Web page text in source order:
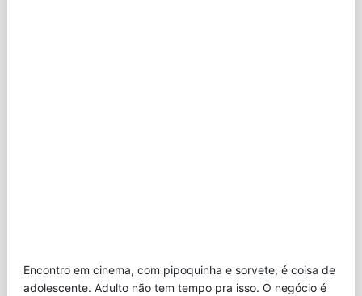
Encontro em cinema, com pipoquinha e sorvete, é coisa de
adolescente. Adulto não tem tempo pra isso. O negócio é